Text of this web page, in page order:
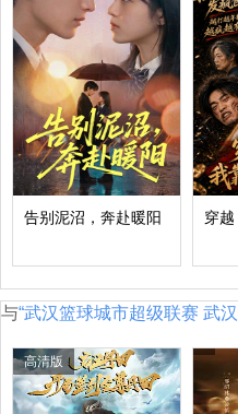
告别泥沼，奔赴暖阳 穿
与“武汉篮球城市超级联赛 武
高清版